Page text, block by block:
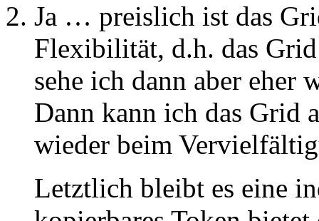
Ja … preislich ist das
Flexibilität, d.h. das
sehe ich dann aber eher
Dann kann ich das Grid
wieder beim
Letztlich bleibt es eine